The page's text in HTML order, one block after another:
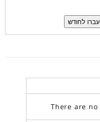
עברו לחודש
There are